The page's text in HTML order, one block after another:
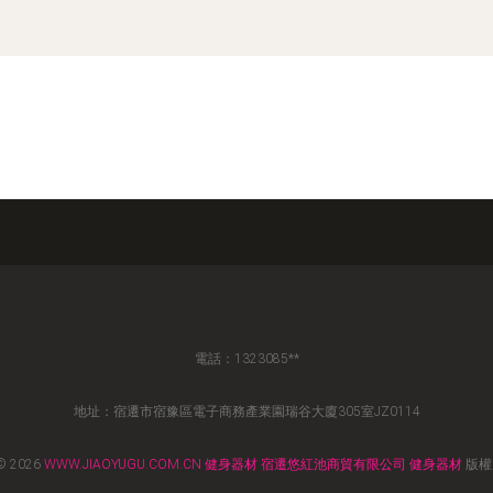
電話：1323085**
地址：宿遷市宿豫區電子商務產業園瑞谷大廈305室JZ0114
2026 WWW.JIAOYUGU.COM.CN 健身器材 宿遷悠紅池商貿有限公司 健身器材版